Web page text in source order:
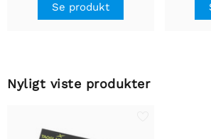
Se produkt
Nyligt viste produkter